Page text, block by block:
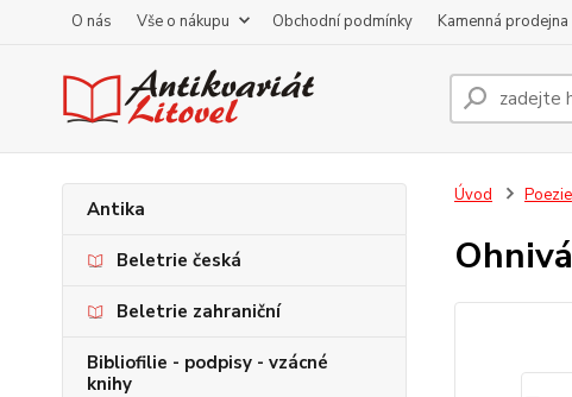
O nás Vše o nákupu Obchodní podmínky Kamenná prodejna
Antika
Beletrie česká
Beletrie zahraniční
Bibliofilie - podpisy - vzácné
knihy
Úvod Poezie